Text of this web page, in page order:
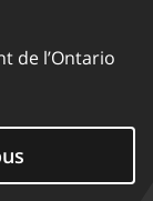
de l’Ontario